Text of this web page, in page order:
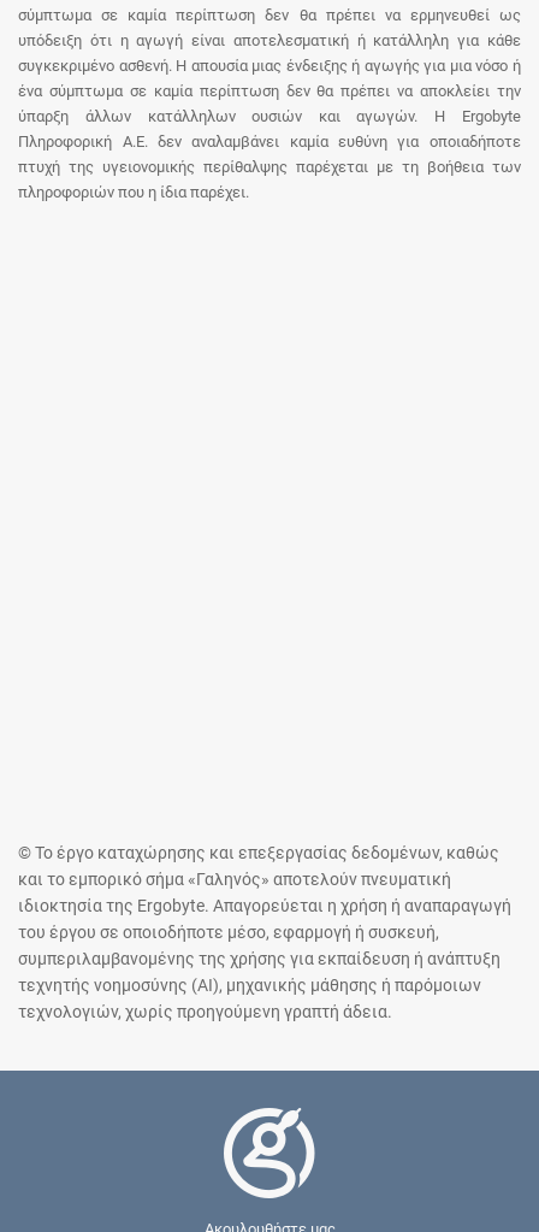
σύμπτωμα σε καμία περίπτωση δεν θα πρέπει να ερμηνευθεί ως
υπόδειξη ότι η αγωγή είναι αποτελεσματική ή κατάλληλη για κάθε
συγκεκριμένο ασθενή. Η απουσία μιας ένδειξης ή αγωγής για μια νόσο ή
ένα σύμπτωμα σε καμία περίπτωση δεν θα πρέπει να αποκλείει την
ύπαρξη άλλων κατάλληλων ουσιών και αγωγών. Η Ergobyte
Πληροφορική Α.Ε. δεν αναλαμβάνει καμία ευθύνη για οποιαδήποτε
πτυχή της υγειονομικής περίθαλψης παρέχεται με τη βοήθεια των
πληροφοριών που η ίδια παρέχει.
© Το έργο καταχώρησης και επεξεργασίας δεδομένων, καθώς
και το εμπορικό σήμα «Γαληνός» αποτελούν πνευματική
ιδιοκτησία της Ergobyte. Απαγορεύεται η χρήση ή αναπαραγωγή
του έργου σε οποιοδήποτε μέσο, εφαρμογή ή συσκευή,
συμπεριλαμβανομένης της χρήσης για εκπαίδευση ή ανάπτυξη
τεχνητής νοημοσύνης (AI), μηχανικής μάθησης ή παρόμοιων
τεχνολογιών, χωρίς προηγούμενη γραπτή άδεια.